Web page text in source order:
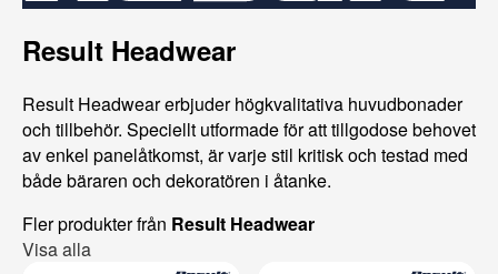
Result Headwear
Result Headwear erbjuder högkvalitativa huvudbonader
och tillbehör. Speciellt utformade för att tillgodose behovet
av enkel panelåtkomst, är varje stil kritisk och testad med
både bäraren och dekoratören i åtanke.
Fler produkter från Result Headwear
Visa alla